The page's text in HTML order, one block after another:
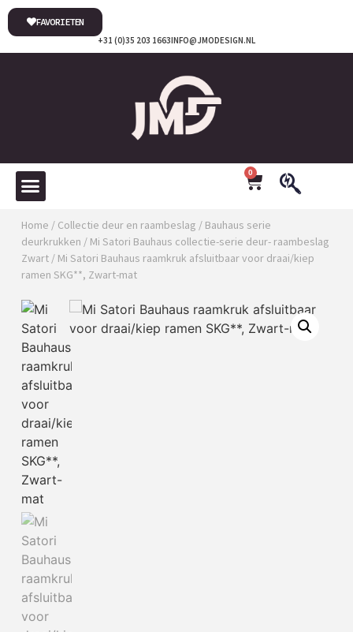
INFO@JMODESIGN.NL
+31 (0)35 203 1663
FAVORIETEN
0
Home / Collectie deur en raambeslag / Bauhaus serie
deurkrukken / Mi Satori Bauhaus collectie-serie deur- raambeslag
Zwart/ Mi Satori Bauhaus raamkruk afsluitbaar voor draai/kiep
ramen SKG**, Zwart-mat